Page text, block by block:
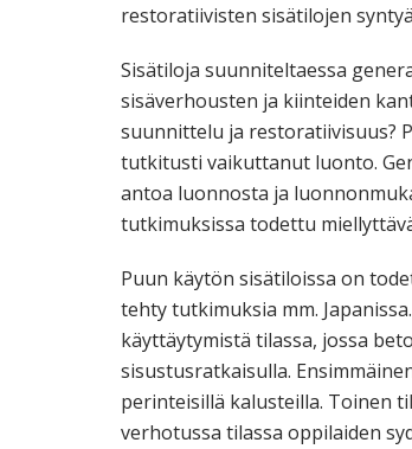
restoratiivisten sisätilojen
Sisätiloja suunniteltaessa
sisäverhousten ja kiinteiden
suunnittelu ja restoratiivisuus?
tutkitusti vaikuttanut luonto.
antoa luonnosta ja
tutkimuksissa todettu
Puun käytön sisätiloissa on
tehty tutkimuksia mm.
käyttäytymistä tilassa, jossa
sisustusratkaisulla.
perinteisillä kalusteilla. Toinen
verhotussa tilassa oppilaiden